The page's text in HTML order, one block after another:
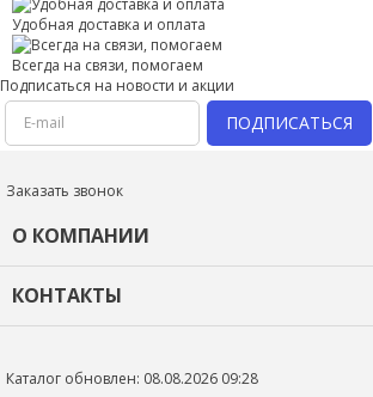
Правила оформления отзывов
Введите код с картинки:
Удобная доставка и оплата
Всегда на связи, помогаем
Подписаться на новости и акции
ПОДПИСАТЬСЯ
Заказать звонок
О КОМПАНИИ
О компании
Оплата и доставка
Гарантия
Контакты
Политика конфиденциальности
КОНТАКТЫ
oleg58k@rambler.ru
Пензенская обл., г. Пензаул Литвинова 20
Каталог обновлен: 08.08.2026 09:28